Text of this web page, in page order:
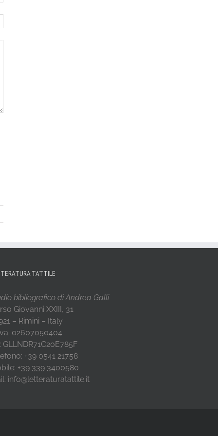
TATTILE
bibliografico di Andrea Galli
Giovanni XXIII, 31
– Rimini – Italy
02607050404
GLLNDR71C20E785F
+39 0541 21758
+39 339 3400580
info@letteraturatattile.it